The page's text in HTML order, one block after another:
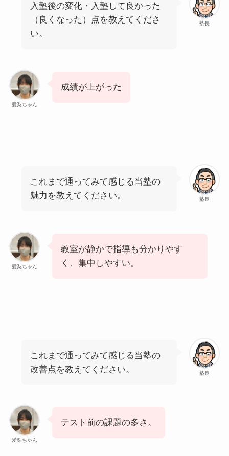
塾長
入塾後の変化・入塾して良かった
（良くなった）点を教えてくださ
い。
愛梨ちゃん
成績が上がった
塾長
これまで通ってみて感じる当塾の
魅力を教えてください。
愛梨ちゃん
教室が静かで指導も分かりやす
く、集中しやすい。
塾長
これまで通ってみて感じる当塾の
改善点を教えてください。
愛梨ちゃん
テスト前の課題の多さ。